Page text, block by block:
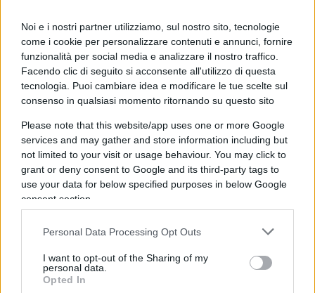
Noi e i nostri partner utilizziamo, sul nostro sito, tecnologie
come i cookie per personalizzare contenuti e annunci, fornire
funzionalità per social media e analizzare il nostro traffico.
Facendo clic di seguito si acconsente all'utilizzo di questa
tecnologia. Puoi cambiare idea e modificare le tue scelte sul
consenso in qualsiasi momento ritornando su questo sito
Please note that this website/app uses one or more Google
services and may gather and store information including but
not limited to your visit or usage behaviour. You may click to
grant or deny consent to Google and its third-party tags to
use your data for below specified purposes in below Google
consent section.
Personal Data Processing Opt Outs
I want to opt-out of the Sharing of my
personal data.
Opted In
fa la petizione contro la candidatura di Berlusconi.
05:15Morisi e la macchina del fango di
Repubblica.
06:30 Bonus edilizi e posti di lavoro. Altro che
reddito di cittadinanza.
07:12Natale buonista, l’Ue fa marcia indietro. Ma
il politicamente corretto non si ferma: in Belgio
l’ennesima proposta di legge assurda…
08:28 Finanziamento pubblico per i Cinquestelle.